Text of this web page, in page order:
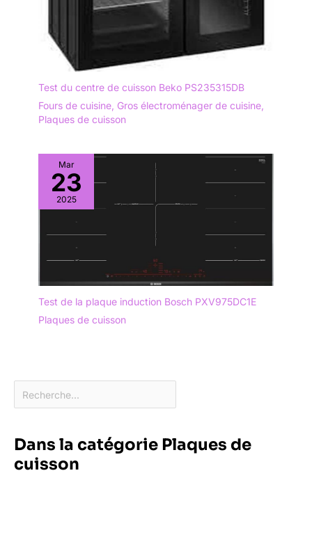
Test du centre de cuisson Beko PS235315DB
Fours de cuisine Gros électroménager de cuisine
Plaques de cuisson
Mar
23
2025
Test de la plaque induction Bosch PXV975DC1E
Plaques de cuisson
Dans la catégorie Plaques de
cuisson